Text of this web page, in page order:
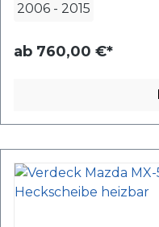
2006 - 2015
ab 760,00 €*